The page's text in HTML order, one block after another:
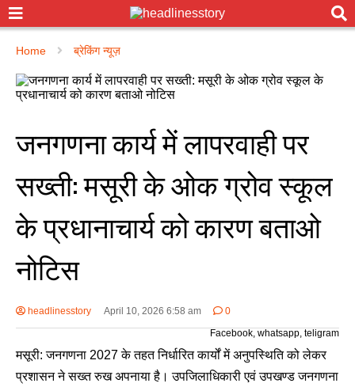
Home ब्रेकिंग न्यूज़
जनगणना कार्य में लापरवाही पर
सख्ती: मसूरी के ओक ग्रोव स्कूल
के प्रधानाचार्य को कारण बताओ
नोटिस
headlinesstory April 10, 2026 6:58 am
0
Facebook, whatsapp, teligram
मसूरी: जनगणना 2027 के तहत निर्धारित कार्यों में अनुपस्थिति को लेकर
प्रशासन ने सख्त रुख अपनाया है। उपजिलाधिकारी एवं उपखण्ड जनगणना